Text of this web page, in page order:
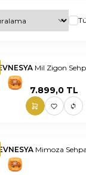
EVNESYA Mil Zigon
7.899,0 TL
EVNESYA Mimoza